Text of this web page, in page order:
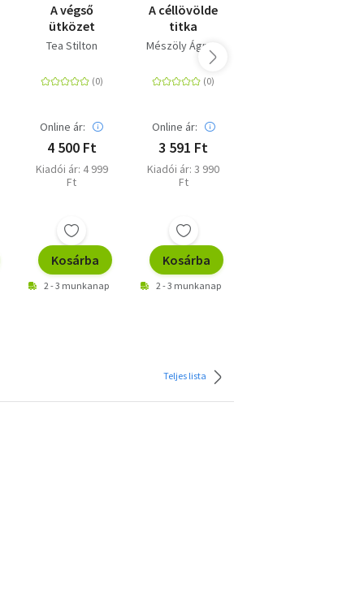
A végső
ütközet
Tea Stilton
Online ár:
4 500 Ft
Kiadói ár: 4 999
Ft
Kosárba
2 - 3 munkanap
A céllövölde
titka
Mészöly Ágnes
Online ár:
3 591 Ft
Kiadói ár: 3 990
Ft
Kosárba
2 - 3 munkanap
Teljes lista